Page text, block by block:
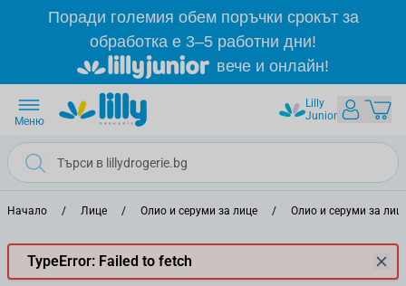
Прескачане към съдържанието
Поради големия обем поръчки срокът за
обработка е 3–5 работни дни!
вече и онлайн!
Lilly
Junior
Меню
Начало / Лице / Олио и серуми за лице / Олио и серуми за
TypeError: Failed to fetch